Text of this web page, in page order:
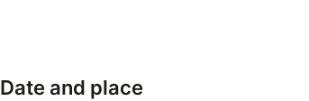
Date and place